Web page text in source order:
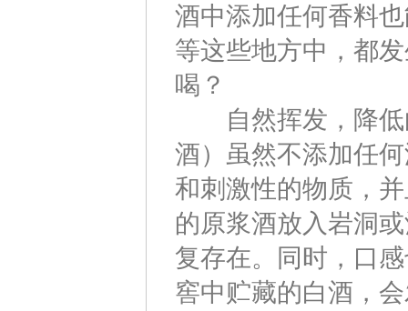
酒中添加任何香料
等这些地方中，都
喝？
自然挥发，降低
酒）虽然不添加任
和刺激性的物质，
的原浆酒放入岩洞
复存在。同时，口
窖中贮藏的白酒，